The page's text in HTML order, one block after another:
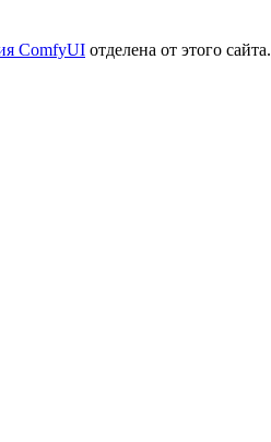
ComfyUI отделена от этого сайта.